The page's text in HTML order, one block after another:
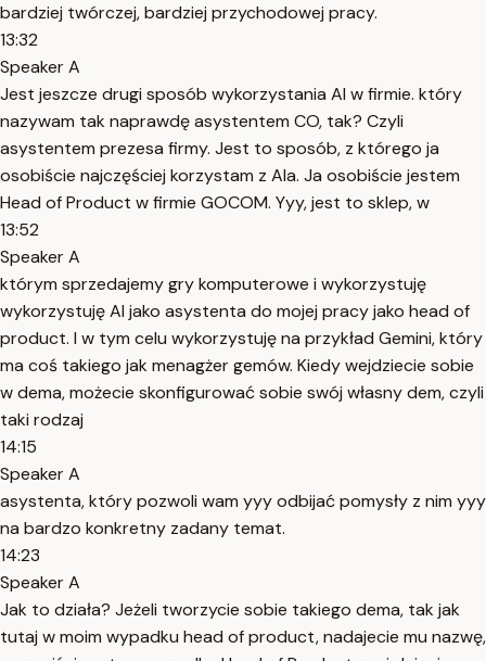
bardziej twórczej, bardziej przychodowej pracy.
13:32
Speaker A
Jest jeszcze drugi sposób wykorzystania AI w firmie. który
nazywam tak naprawdę asystentem CO, tak? Czyli
asystentem prezesa firmy. Jest to sposób, z którego ja
osobiście najczęściej korzystam z AIa. Ja osobiście jestem
Head of Product w firmie GOCOM. Yyy, jest to sklep, w
13:52
Speaker A
którym sprzedajemy gry komputerowe i wykorzystuję
wykorzystuję AI jako asystenta do mojej pracy jako head of
product. I w tym celu wykorzystuję na przykład Gemini, który
ma coś takiego jak menagżer gemów. Kiedy wejdziecie sobie
w dema, możecie skonfigurować sobie swój własny dem, czyli
taki rodzaj
14:15
Speaker A
asystenta, który pozwoli wam yyy odbijać pomysły z nim yyy
na bardzo konkretny zadany temat.
14:23
Speaker A
Jak to działa? Jeżeli tworzycie sobie takiego dema, tak jak
tutaj w moim wypadku head of product, nadajecie mu nazwę,